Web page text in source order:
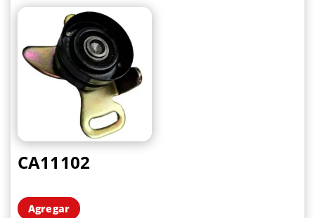
CA11102
Agregar